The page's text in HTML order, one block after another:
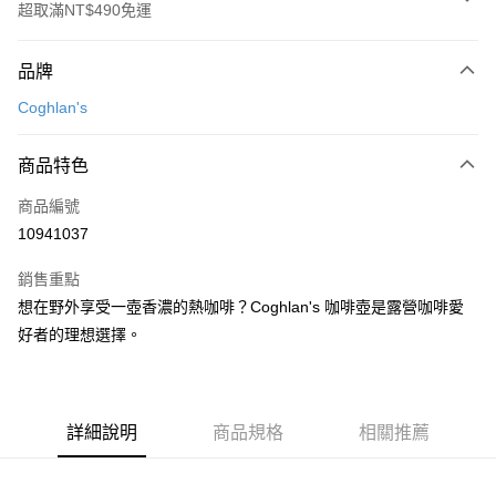
超取滿NT$490免運
信用卡一次付款
3 期 0 利率 每期
合作金庫商業銀行
上海商業儲蓄銀行
臺灣中小企業銀行
匯豐（台灣）商業銀行
華泰商業銀行
聯邦商業銀行
台灣樂天信用卡公司
超商取貨付款
LINE Pay
Apple Pay
ATM付款
每筆NT$60，滿NT$490(含以上)免運費
品牌
Coghlan's
商品特色
商品編號
10941037
銷售重點
想在野外享受一壺香濃的熱咖啡？Coghlan's 咖啡壺是露營咖啡愛
好者的理想選擇。
詳細說明 商品規格 相關推薦